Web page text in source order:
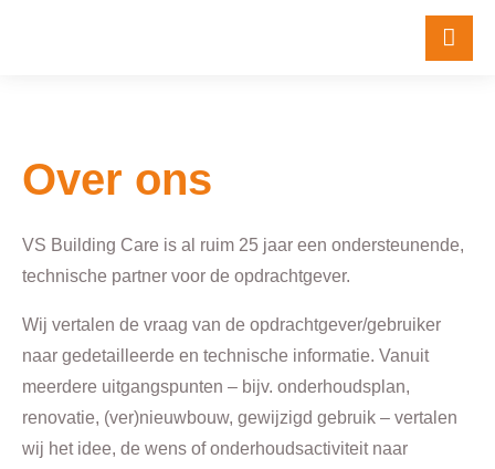
Over ons
VS Building Care is al ruim 25 jaar een ondersteunende,
technische partner voor de opdrachtgever.
Wij vertalen de vraag van de opdrachtgever/gebruiker
naar gedetailleerde en technische informatie. Vanuit
meerdere uitgangspunten – bijv. onderhoudsplan,
renovatie, (ver)nieuwbouw, gewijzigd gebruik – vertalen
wij het idee, de wens of onderhoudsactiviteit naar